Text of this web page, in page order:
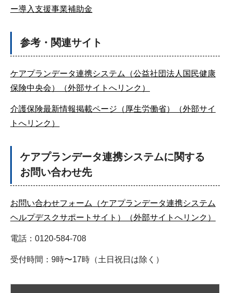
ー導入支援事業補助金
参考・関連サイト
ケアプランデータ連携システム（公益社団法人国民健康
保険中央会）（外部サイトへリンク）
介護保険最新情報掲載ページ（厚生労働省）（外部サイ
トへリンク）
ケアプランデータ連携システムに関する
お問い合わせ先
お問い合わせフォーム（ケアプランデータ連携システム
ヘルプデスクサポートサイト）（外部サイトへリンク）
電話：0120-584-708
受付時間：9時〜17時（土日祝日は除く）